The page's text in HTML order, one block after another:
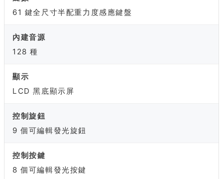
61 鍵全尺寸半配重力度感應鍵盤
內建音源
128 種
顯示
LCD 黑底顯示屏
控制旋鈕
9 個可編輯發光旋鈕
控制按鍵
8 個可編輯發光按鍵